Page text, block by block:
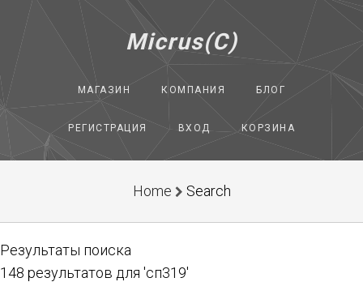
Micrus(C)
МАГАЗИН КОМПАНИЯ БЛОГ
РЕГИСТРАЦИЯ ВХОД КОРЗИНА
Home Search
Результаты поиска
148 результатов для 'сп319'